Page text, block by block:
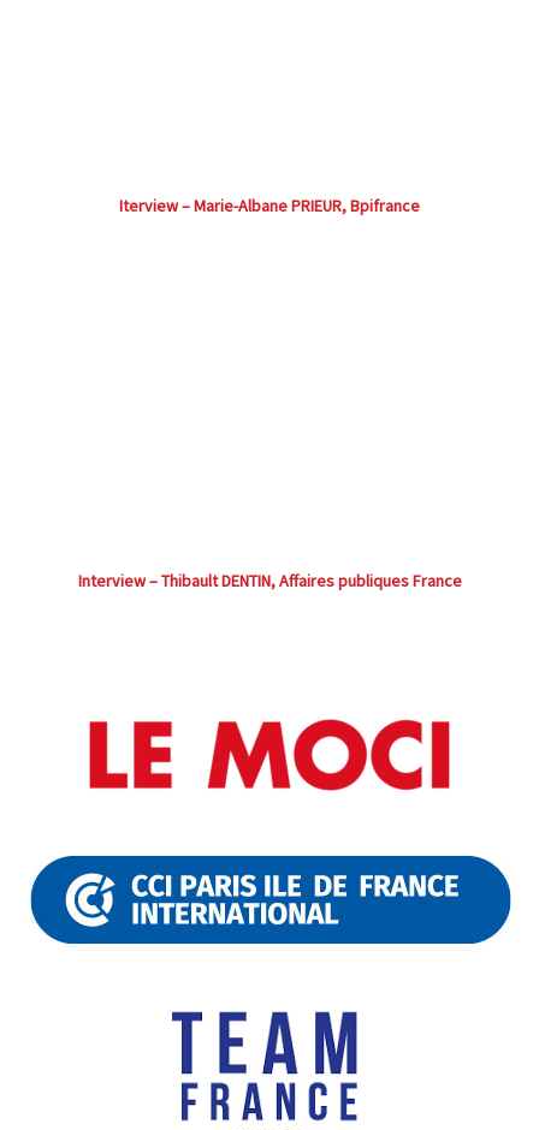
Iterview – Marie-Albane PRIEUR, Bpifrance
Interview – Thibault DENTIN, Affaires publiques France